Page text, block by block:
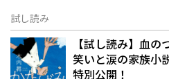
試し読み
【試し読み】血の
笑いと涙の家族小
特別公開！